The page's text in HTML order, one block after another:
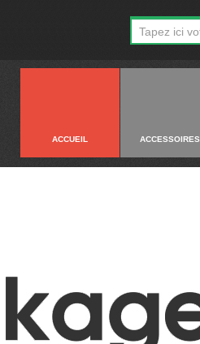
ACCUEIL ACCESSOIRES